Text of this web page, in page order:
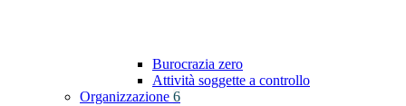
Burocrazia zero
Attività soggette a controllo
Organizzazione 6